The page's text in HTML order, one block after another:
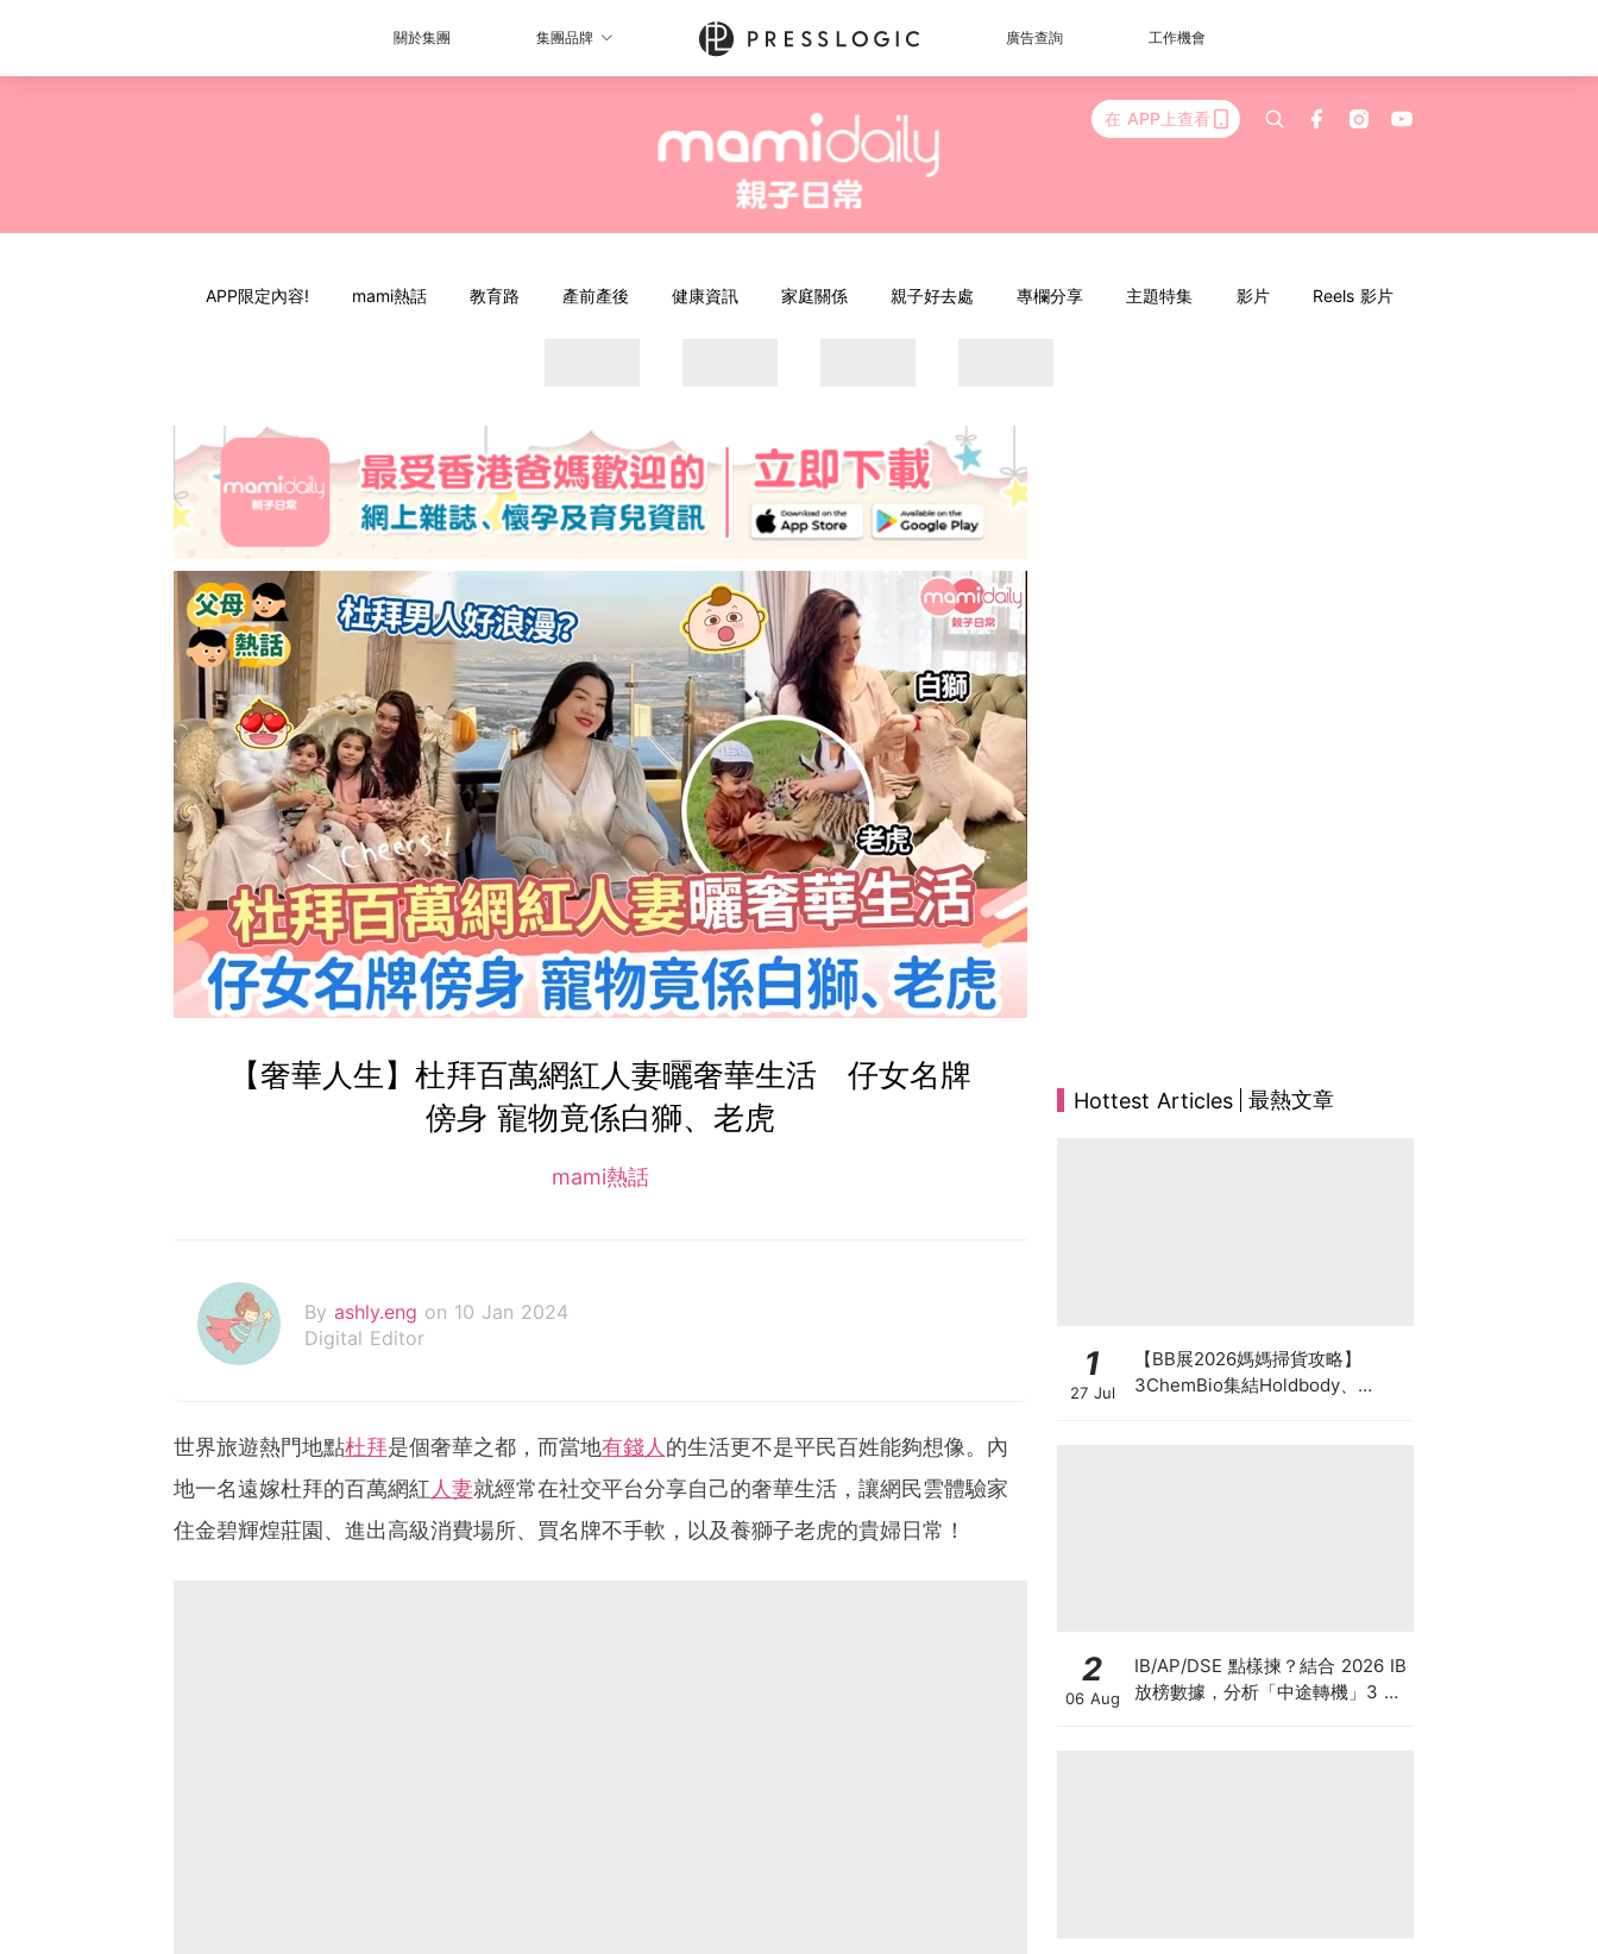
關於集團 集團品牌 廣告查詢 工作機會
在 APP上查看
APP限定內容! mami熱話 教育路 產前產後 健康資訊 家庭關係 親子好去處 專欄分享 主題特集 影片 Reels 影片
【奢華人生】杜拜百萬網紅人妻曬奢華生活 仔女名牌
傍身 寵物竟係白獅、老虎
mami熱話
By ashly.eng on 10 Jan 2024
Digital Editor
世界旅遊熱門地點杜拜是個奢華之都，而當地有錢人的生活更不是平民百姓能夠想像。內
地一名遠嫁杜拜的百萬網紅人妻就經常在社交平台分享自己的奢華生活，讓網民雲體驗家
住金碧輝煌莊園、進出高級消費場所、買名牌不手軟，以及養獅子老虎的貴婦日常！
Hottest Articles 最熱文章
1
27 Jul
【BB展2026媽媽掃貨攻略】
3ChemBio集結Holdbody、
2
06 Aug
IB/AP/DSE 點樣揀？結合 2026 IB
放榜數據，分析「中途轉機」3 大